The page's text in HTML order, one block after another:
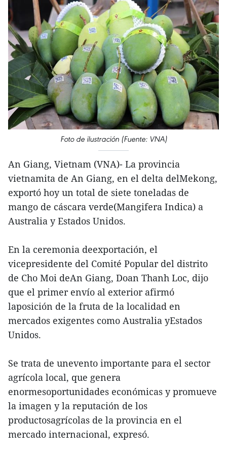
Foto de ilustración (Fuente: VNA)
An Giang, Vietnam (VNA)- La provincia
vietnamita de An Giang, en el delta delMekong,
exportó hoy un total de siete toneladas de
mango de cáscara verde(Mangifera Indica) a
Australia y Estados Unidos.
En la ceremonia deexportación, el
vicepresidente del Comité Popular del distrito
de Cho Moi deAn Giang, Doan Thanh Loc, dijo
que el primer envío al exterior afirmó
laposición de la fruta de la localidad en
mercados exigentes como Australia yEstados
Unidos.
Se trata de unevento importante para el sector
agrícola local, que genera
enormesoportunidades económicas y promueve
la imagen y la reputación de los
productosagrícolas de la provincia en el
mercado internacional, expresó.